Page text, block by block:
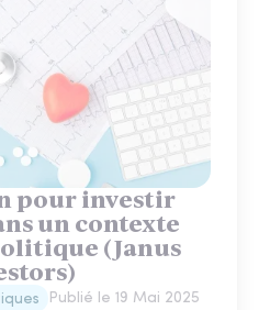
pour investir
un contexte
(Janus
Publié le 19 Mai 2025